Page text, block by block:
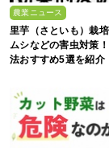
農業ニュース
里芋（さといも）栽
ムシなどの害虫対策
法おすすめ5選を紹介